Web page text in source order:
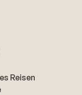
Reisen